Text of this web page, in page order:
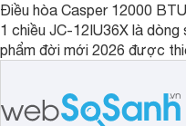
Điều hòa Casper 12000
1 chiều JC-12IU36X là dòng
phẩm đời mới 2026 được
có giá bán rất hợp lý.